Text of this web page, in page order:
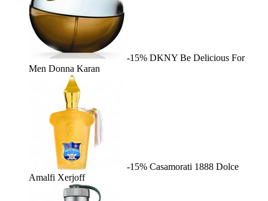
-15% DKNY Be Delicious For
Men Donna Karan
-15% Casamorati 1888 Dolce
Amalfi Xerjoff